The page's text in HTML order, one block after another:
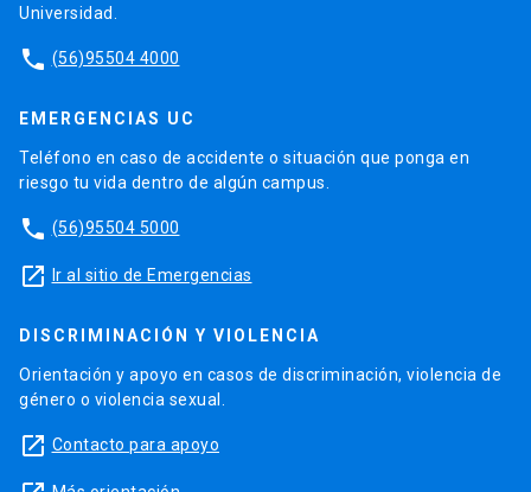
Universidad.
phone (56)95504 4000
EMERGENCIAS UC
Teléfono en caso de accidente o situación que ponga en
riesgo tu vida dentro de algún campus.
phone (56)95504 5000
launch Ir al sitio de Emergencias
DISCRIMINACIÓN Y VIOLENCIA
Orientación y apoyo en casos de discriminación, violencia de
género o violencia sexual.
launch Contacto para apoyo